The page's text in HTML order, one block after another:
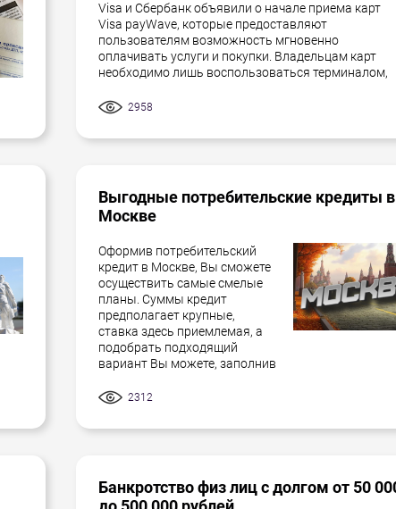
Visa и Сбербанк объявили о начале приема карт
Visa payWave, которые предоставляют
пользователям возможность мгновенно
оплачивать услуги и покупки. Владельцам карт
необходимо лишь воспользоваться терминалом,
2958
Выгодные потребительские кредиты в
Москве
Оформив потребительский
кредит в Москве, Вы сможете
осуществить самые смелые
планы. Суммы кредит
предполагает крупные,
ставка здесь приемлемая, а
подобрать подходящий
вариант Вы можете, заполнив
2312
Банкротство физ лиц с долгом от 50